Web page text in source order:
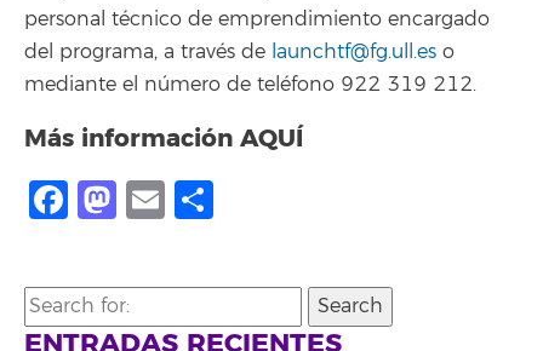
personal técnico de emprendimiento encargado
del programa, a través de launchtf@fg.ull.es o
mediante el número de teléfono 922 319 212.
Más información AQUÍ
Facebook
Mastodon
Email
Search
for:
ENTRADAS RECIENTES